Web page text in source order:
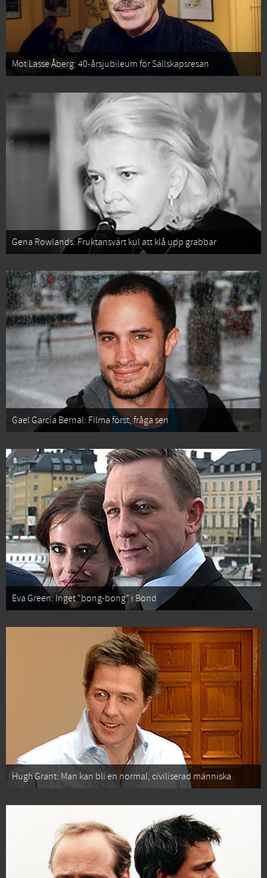
Möt Lasse Åberg: 40-årsjubileum för Sällskapsresan
Gena Rowlands: Fruktansvärt kul att klå upp grabbar
Gael García Bernal: Filma först, fråga sen
Eva Green: Inget “bong-bong” i Bond
Hugh Grant: Man kan bli en normal, civiliserad människa